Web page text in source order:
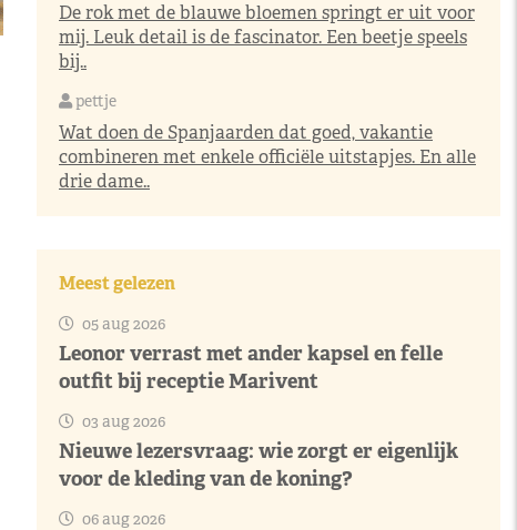
De rok met de blauwe bloemen springt er uit voor
mij. Leuk detail is de fascinator. Een beetje speels
bij..
pettje
Wat doen de Spanjaarden dat goed, vakantie
combineren met enkele officiële uitstapjes. En alle
drie dame..
Meest gelezen
05 aug 2026
Leonor verrast met ander kapsel en felle
outfit bij receptie Marivent
03 aug 2026
Nieuwe lezersvraag: wie zorgt er eigenlijk
voor de kleding van de koning?
06 aug 2026